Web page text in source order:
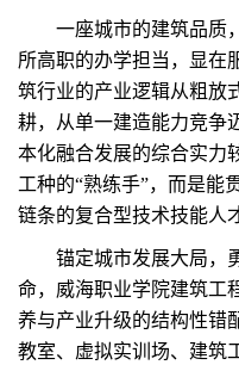
一座城市的建筑品质，
所高职的办学担当，显在
筑行业的产业逻辑从粗放
耕，从单一建造能力竞争
本化融合发展的综合实力
工种的“熟练手”，而是
链条的复合型技术技能人
锚定城市发展大局，勇
命，威海职业学院建筑工
养与产业升级的结构性错
教室、虚拟实训场、建筑